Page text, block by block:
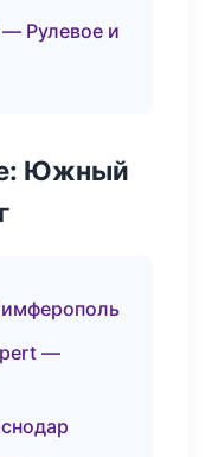
Рулевое и
Южный
—